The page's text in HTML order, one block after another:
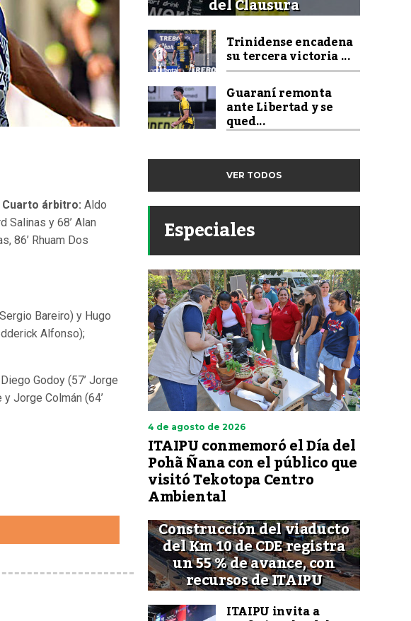
Cuarto árbitro: Aldo
Salinas y 68’ Alan
86’ Rhuam Dos
Bareiro) y Hugo
Alfonso);
Godoy (57’ Jorge
Jorge Colmán (64’
del Clausura
Trinidense encadena
su tercera victoria ...
Guaraní remonta
ante Libertad y se
qued...
VER TODOS
Especiales
4 de agosto de 2026
ITAIPU conmemoró el Día del
Pohã Ñana con el público que
visitó Tekotopa Centro
Ambiental
Construcción del viaducto
del Km 10 de CDE registra
un 55 % de avance, con
recursos de ITAIPU
ITAIPU invita a